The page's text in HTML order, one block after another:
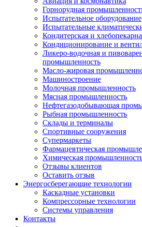
Горнорудная
Испытательное оборудование
Испытательные
Кондитерская и
Кондиционирование и
Ликеро-водочная и
промышленность
Масло-жировая
Машиностроение
Молочная промышленность
Мясная промышленность
Нефтегазодобывающая
Рыбная промышленность
Склады и терминалы
Спортивные сооружения
Супермаркеты
Фармацевтическая
Химическая
Отзывы клиентов
Оставить отзыв
Энергосберегающие технологии
Каскадные установки
Компрессорные технологии
Системы управления
Контакты